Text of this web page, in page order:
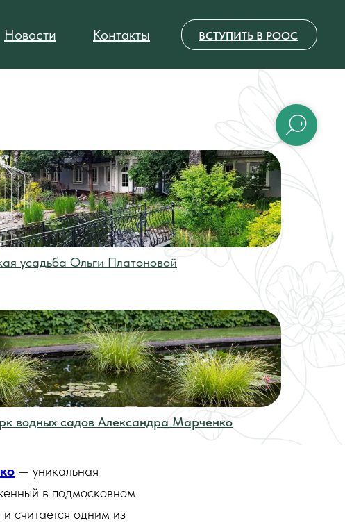
ВСТУПИТЬ В РООС
Новости Контакты
усадьба Ольги Платоновой
водных садов Александра Марченко
о — уникальная
в подмосковном
считается одним из